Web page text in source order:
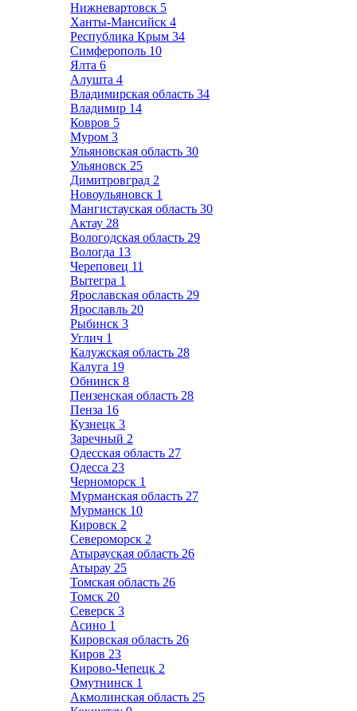
Нижневартовск 5
Ханты-Мансийск 4
Республика Крым 34
Симферополь 10
Ялта 6
Алушта 4
Владимирская область 34
Владимир 14
Ковров 5
Муром 3
Ульяновская область 30
Ульяновск 25
Димитровград 2
Новоульяновск 1
Мангистауская область 30
Актау 28
Вологодская область 29
Вологда 13
Череповец 11
Вытегра 1
Ярославская область 29
Ярославль 20
Рыбинск 3
Углич 1
Калужская область 28
Калуга 19
Обнинск 8
Пензенская область 28
Пенза 16
Кузнецк 3
Заречный 2
Одесская область 27
Одесса 23
Черноморск 1
Мурманская область 27
Мурманск 10
Кировск 2
Североморск 2
Атырауская область 26
Атырау 25
Томская область 26
Томск 20
Северск 3
Асино 1
Кировская область 26
Киров 23
Кирово-Чепецк 2
Омутнинск 1
Акмолинская область 25